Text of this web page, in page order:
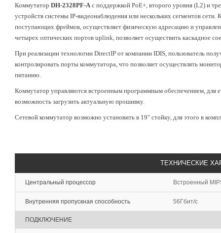
Коммутатор DH-2328PF-Aс поддержкой PoE+, второго уровня (L2) и
устройств системы IP-видеонаблюдения или нескольких сегментов
поступающих фреймов, осуществляет физическую адресацию и
четырех оптических портов uplink, позволяет осуществить каскадное
При реализации технологии DirectIP от компании IDIS, пользователь
контролировать порты коммутатора, что позволяет осуществлять
питанию.
Коммутатор управляются встроенным программным обеспечением, для
возможность загрузить актуальную прошивку.
Сетевой коммутатор возможно установить в 19" стойку, для этого в
ТЕХНИЧЕСКИЕ
Центральный процессор Встроенный
Внутренняя пропускная способность 56Гбит/с
ПОДКЛЮЧЕНИЕ